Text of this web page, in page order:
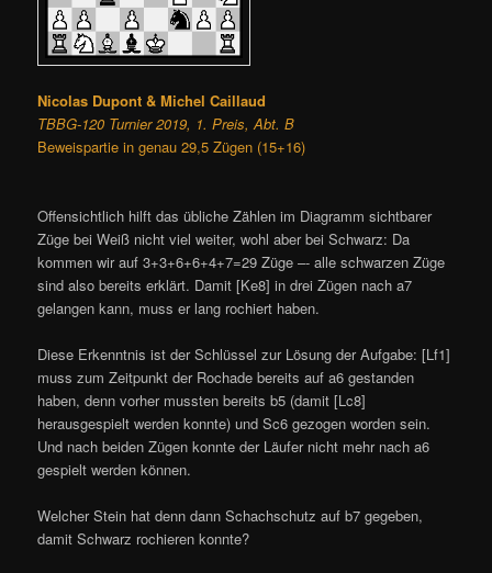
Nicolas Dupont & Michel Caillaud
TBBG-120 Turnier 2019, 1. Preis, Abt. B
Beweispartie in genau 29,5 Zügen (15+16)
Offensichtlich hilft das übliche Zählen im Diagramm sichtbarer
Züge bei Weiß nicht viel weiter, wohl aber bei Schwarz: Da
kommen wir auf 3+3+6+6+4+7=29 Züge –- alle schwarzen Züge
sind also bereits erklärt. Damit [Ke8] in drei Zügen nach a7
gelangen kann, muss er lang rochiert haben.
Diese Erkenntnis ist der Schlüssel zur Lösung der Aufgabe: [Lf1]
muss zum Zeitpunkt der Rochade bereits auf a6 gestanden
haben, denn vorher mussten bereits b5 (damit [Lc8]
herausgespielt werden konnte) und Sc6 gezogen worden sein.
Und nach beiden Zügen konnte der Läufer nicht mehr nach a6
gespielt werden können.
Welcher Stein hat denn dann Schachschutz auf b7 gegeben,
damit Schwarz rochieren konnte?